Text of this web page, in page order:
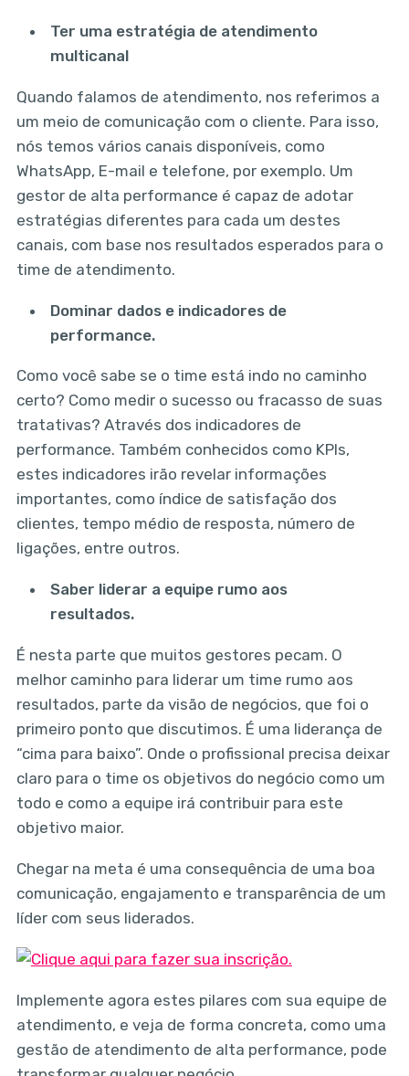
Ter uma estratégia de atendimento
multicanal
Quando falamos de atendimento, nos referimos a
um meio de comunicação com o cliente. Para isso,
nós temos vários canais disponíveis, como
WhatsApp, E-mail e telefone, por exemplo. Um
gestor de alta performance é capaz de adotar
estratégias diferentes para cada um destes
canais, com base nos resultados esperados para o
time de atendimento.
Dominar dados e indicadores de
performance.
Como você sabe se o time está indo no caminho
certo? Como medir o sucesso ou fracasso de suas
tratativas? Através dos indicadores de
performance. Também conhecidos como KPIs,
estes indicadores irão revelar informações
importantes, como índice de satisfação dos
clientes, tempo médio de resposta, número de
ligações, entre outros.
Saber liderar a equipe rumo aos
resultados.
É nesta parte que muitos gestores pecam. O
melhor caminho para liderar um time rumo aos
resultados, parte da visão de negócios, que foi o
primeiro ponto que discutimos. É uma liderança de
“cima para baixo”. Onde o profissional precisa deixar
claro para o time os objetivos do negócio como um
todo e como a equipe irá contribuir para este
objetivo maior.
Chegar na meta é uma consequência de uma boa
comunicação, engajamento e transparência de um
líder com seus liderados.
Implemente agora estes pilares com sua equipe de
atendimento, e veja de forma concreta, como uma
gestão de atendimento de alta performance, pode